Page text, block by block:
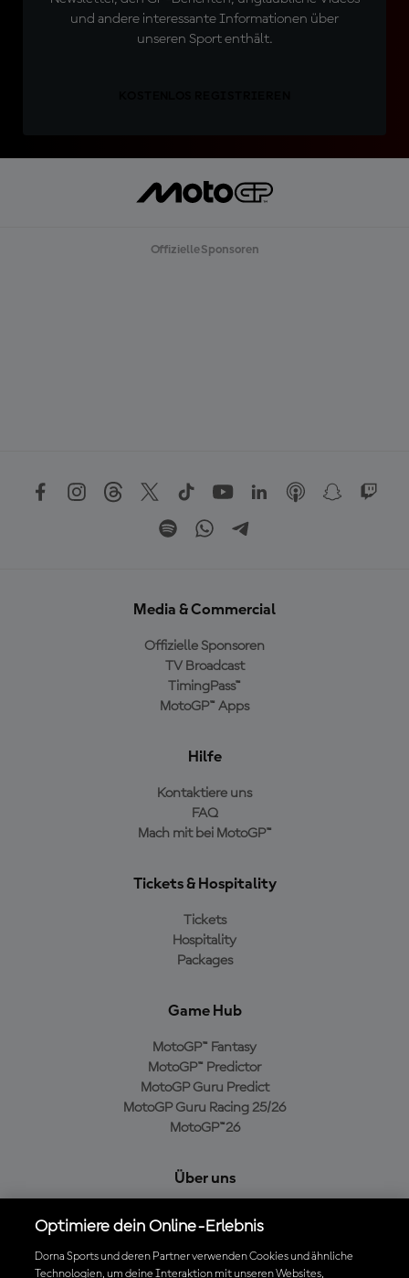
und andere interessante Informationen über
unseren Sport enthält.
Offizielle Sponsoren
Media & Commercial
Offizielle Sponsoren
TV Broadcast
TimingPass™
MotoGP™ Apps
Hilfe
Kontaktiere uns
FAQ
Mach mit bei MotoGP™
Tickets & Hospitality
Tickets
Hospitality
Packages
Game Hub
MotoGP™ Fantasy
MotoGP™ Predictor
MotoGP Guru Predict
MotoGP Guru Racing 25/26
MotoGP™26
Über uns
Cookie-Richtlinien
Geschäftsbedingungen
Optimiere dein Online-Erlebnis
Dorna Sports und deren Partner verwenden Cookies und ähnliche
Technologien, um deine Interaktion mit unseren Websites,